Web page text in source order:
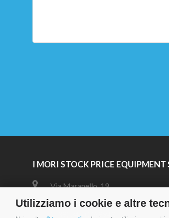
Utilizziamo i cookie e altre
I MORI STOCK PRICE EQUIPMENT
Via Maranello, 19
47853 Coriano (RN)